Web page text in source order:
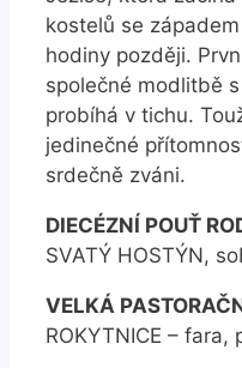
kostelů se
hodiny později.
společné modlitbě
probíhá v tichu.
jedinečné
srdečně zváni.
DIECÉZNÍ POUŤ
SVATÝ HOSTÝN,
VELKÁ
ROKYTNICE – fara,